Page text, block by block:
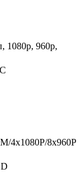
1080р, 960р,
4х1080P/8х960P